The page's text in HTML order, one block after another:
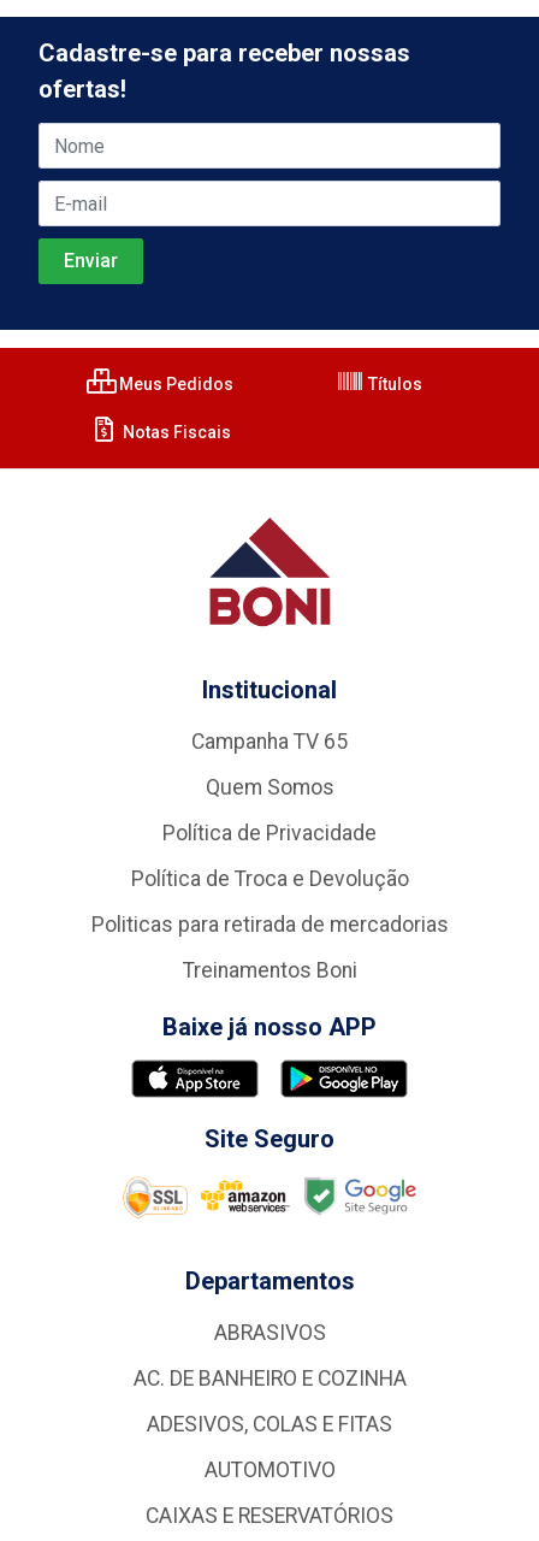
Cadastre-se para receber nossas
ofertas!
Meus Pedidos Títulos
Notas Fiscais
Institucional
Campanha TV 65
Quem Somos
Política de Privacidade
Política de Troca e Devolução
Politicas para retirada de mercadorias
Treinamentos Boni
Baixe já nosso APP
Site Seguro
Departamentos
ABRASIVOS
AC. DE BANHEIRO E COZINHA
ADESIVOS, COLAS E FITAS
AUTOMOTIVO
CAIXAS E RESERVATÓRIOS